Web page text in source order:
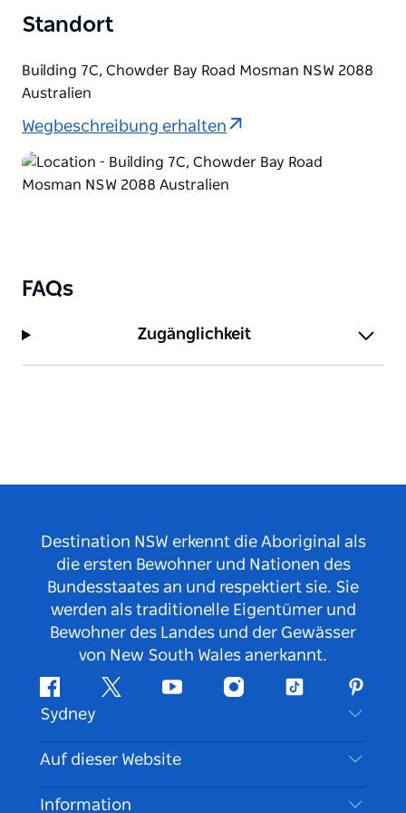
Freitag- oder Samstagabend feiern.
Standort
Building 7C, Chowder Bay Road Mosman NSW 2088
Australien
Wegbeschreibung erhalten
FAQs
Zugänglichkeit
Destination NSW erkennt die Aboriginal als
die ersten Bewohner und Nationen des
Bundesstaates an und respektiert sie. Sie
werden als traditionelle Eigentümer und
Bewohner des Landes und der Gewässer
von New South Wales anerkannt.
FacebookTwitter YouTubeInstagramTikTok
Sydney
Kontaktieren Sie uns
Haftungsausschluss
Auf dieser Website
Reiseziele
Information